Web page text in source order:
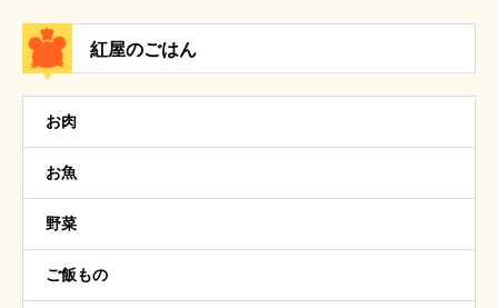
紅屋のごはん
お肉
お魚
野菜
ご飯もの